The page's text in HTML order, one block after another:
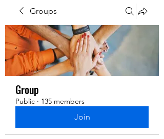
Groups
Group
Public · 135 members
Join